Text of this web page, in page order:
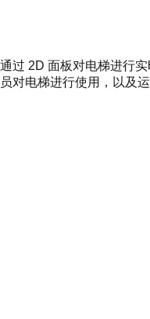
通过 2D 面板对电梯进行
员对电梯进行使用，以及